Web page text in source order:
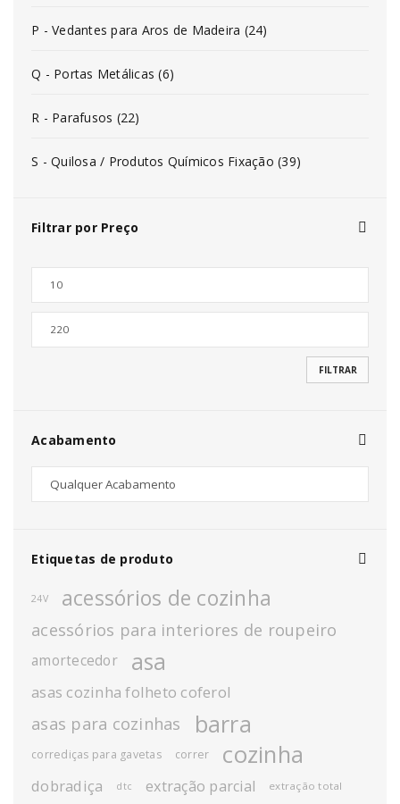
P - Vedantes para Aros de Madeira (24)
Q - Portas Metálicas (6)
R - Parafusos (22)
S - Quilosa / Produtos Químicos Fixação (39)
Filtrar por Preço
FILTRAR
Acabamento
Etiquetas de produto
24V acessórios de cozinha
acessórios para interiores de roupeiro
amortecedor asa
asas cozinha folheto coferol
asas para cozinhas barra
corrediças para gavetas correr cozinha
dobradiça dtc extração parcial extração total